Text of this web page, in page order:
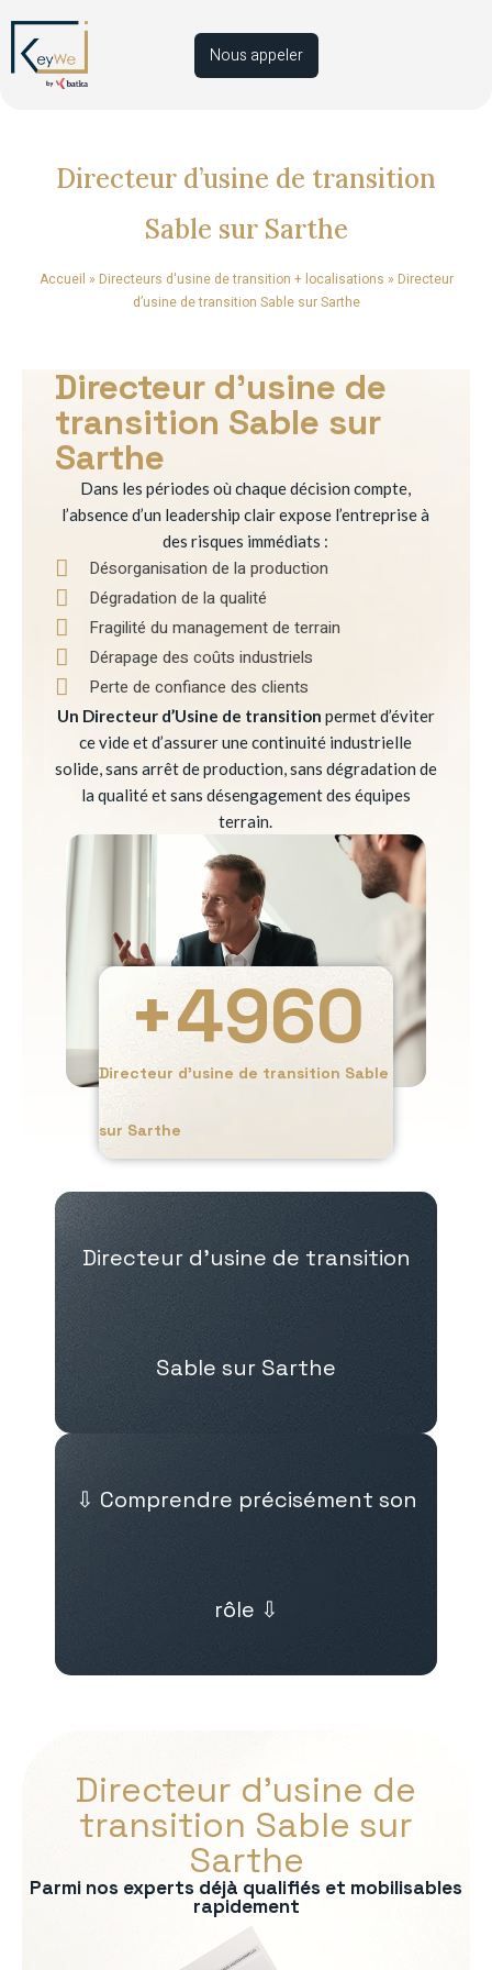
Nous appeler
Directeur d’usine de transition
Sable sur Sarthe
Accueil » Directeurs d'usine de transition + localisations » Directeur
d’usine de transition Sable sur Sarthe
Directeur d’usine de
transition Sable sur
Sarthe
Dans les périodes où chaque décision compte,
l’absence d’un leadership clair expose l’entreprise à
des risques immédiats :
Désorganisation de la production
Dégradation de la qualité
Fragilité du management de terrain
Dérapage des coûts industriels
Perte de confiance des clients
Un Directeur d’Usine de transition permet d’éviter
ce vide et d’assurer une continuité industrielle
solide, sans arrêt de production, sans dégradation de
la qualité et sans désengagement des équipes
terrain.
Directeur d’usine de transition Sable
sur Sarthe
+4960
Directeur d’usine de transition
Sable sur Sarthe
⇩ Comprendre précisément son
rôle ⇩
Directeur d’usine de
transition Sable sur
Sarthe
Parmi nos experts déjà qualifiés et mobilisables
rapidement